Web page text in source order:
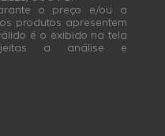
o preço e/ou a
produtos apresentem
é o exibido na tela
a análise e